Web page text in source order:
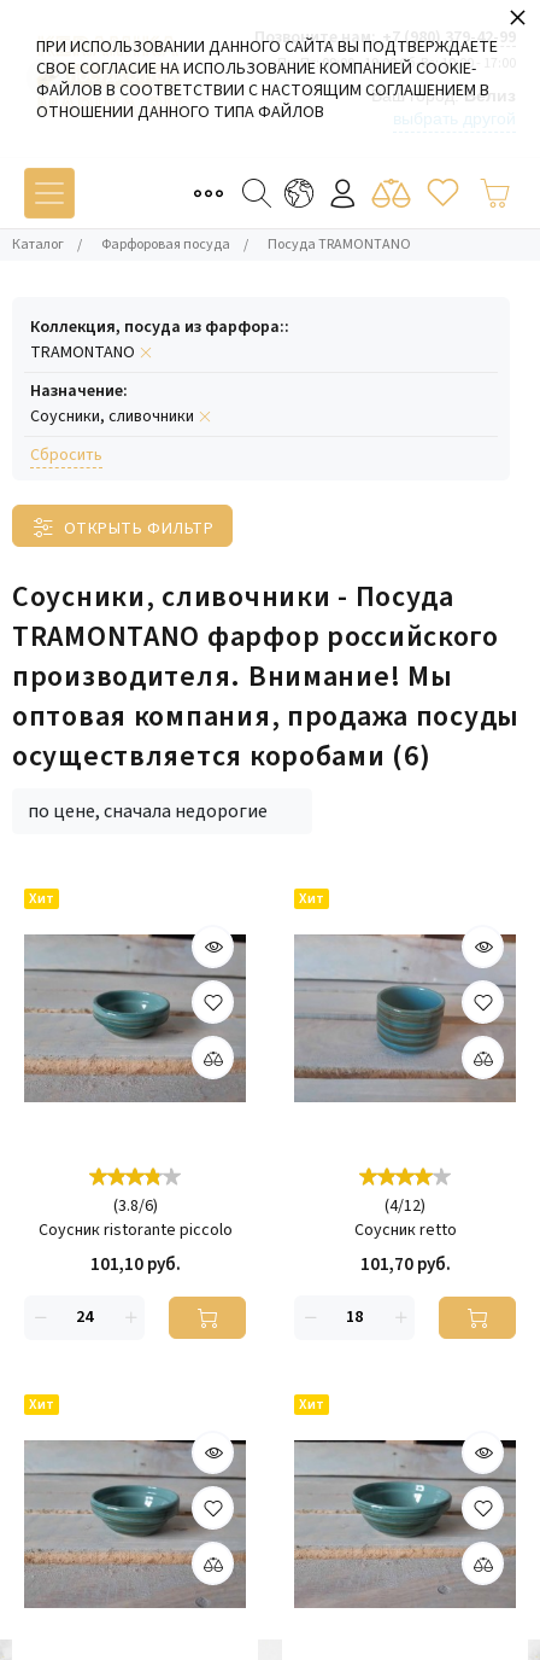
Позвоните нам: +7 (980) 379-42-99
Пн-Пт: 09:00 - 19:00 Сб-Вс: 10:00 - 17:00
Ваш город:Белиз
Каталог / Фарфоровая посуда / Посуда TRAMONTANO
Коллекция, посуда из фарфора::
TRAMONTANO
Назначение:
Соусники, сливочники
Cбросить
ОТКРЫТЬ ФИЛЬТР
Соусники, сливочники - Посуда
TRAMONTANO фарфор российского
производителя. Внимание! Мы
оптовая компания, продажа посуды
осуществляется коробами (6)
по цене, сначала недорогие
Хит
(3.8/6)
Соусник ristorante piccolo
101,10 руб.
Хит
(4/12)
Соусник retto
101,70 руб.
Хит Хит
ПРИ ИСПОЛЬЗОВАНИИ ДАННОГО САЙТА ВЫ ПОДТВЕРЖДАЕТЕ
СВОЕ СОГЛАСИЕ НА ИСПОЛЬЗОВАНИЕ КОМПАНИЕЙ COOKIE-
ФАЙЛОВ В СООТВЕТСТВИИ С НАСТОЯЩИМ СОГЛАШЕНИЕМ В
ОТНОШЕНИИ ДАННОГО ТИПА ФАЙЛОВ
×